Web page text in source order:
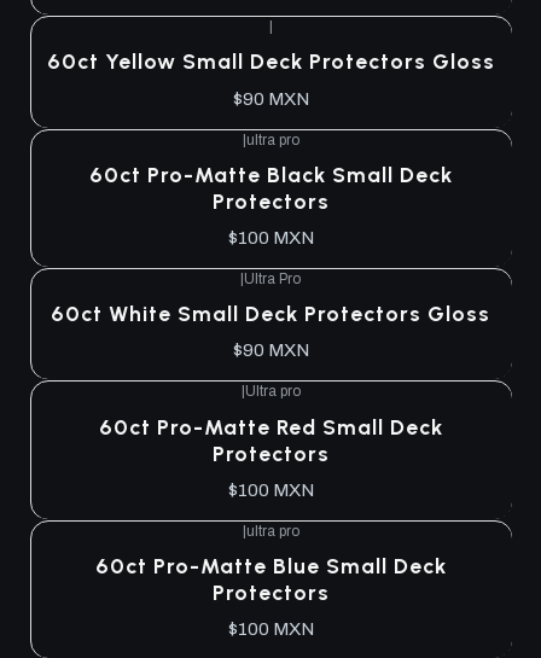
60ct Yellow Small Deck Protectors Gloss
$90 MXN
|ultra pro
60ct Pro-Matte Black Small Deck
Protectors
$100 MXN
Ultra Pro
60ct White Small Deck Protectors Gloss
$90 MXN
Ultra pro
60ct Pro-Matte Red Small Deck
Protectors
$100 MXN
|ultra pro
60ct Pro-Matte Blue Small Deck
Protectors
$100 MXN